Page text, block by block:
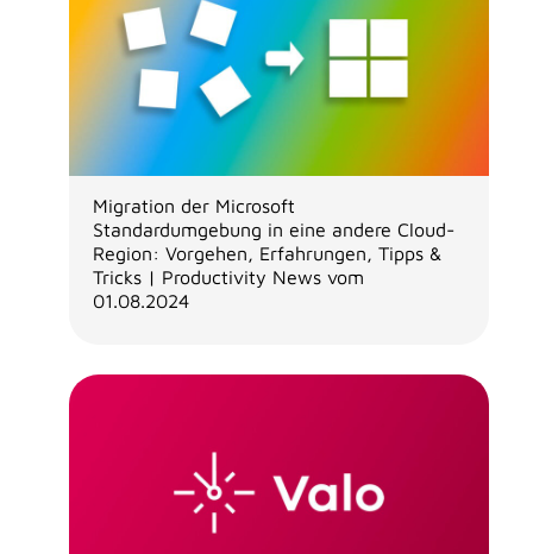
Migration der Microsoft
Standardumgebung in eine andere Cloud-
Region: Vorgehen, Erfahrungen, Tipps &
Tricks | Productivity News vom
01.08.2024